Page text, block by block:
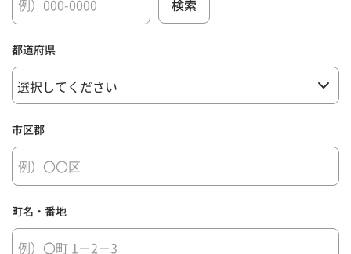
都道府県
市区郡
町名・番地